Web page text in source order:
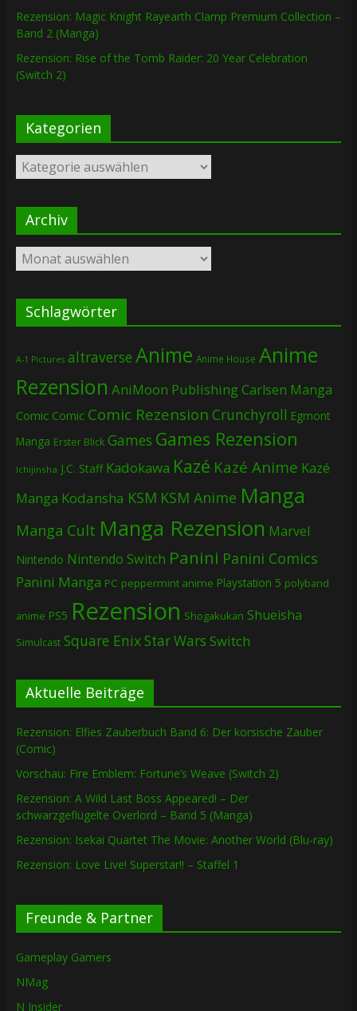
Rezension: Magic Knight Rayearth Clamp Premium Collection –
Band 2 (Manga)
Rezension: Rise of the Tomb Raider: 20 Year Celebration
(Switch 2)
Kategorien
Kategorien
Archiv
Archiv
Schlagwörter
A-1 Pictures altraverse Anime Anime House Anime
Rezension AniMoon PublishingCarlsen Manga
Comic Comic Comic Rezension Crunchyroll Egmont
Manga Erster Blick Games Games Rezension
Ichijinsha J.C. Staff Kadokawa Kazé Kazé Anime Kazé
Manga Kodansha KSM KSM Anime Manga
Manga Cult Manga Rezension Marvel
Nintendo Nintendo Switch Panini Panini Comics
Panini Manga PC peppermint anime Playstation 5 polyband
anime PS5 Rezension Shogakukan Shueisha
Simulcast Square EnixStar Wars Switch
Aktuelle Beiträge
Rezension: Elfies Zauberbuch Band 6: Der korsische Zauber
(Comic)
Vorschau: Fire Emblem: Fortune’s Weave (Switch 2)
Rezension: A Wild Last Boss Appeared! – Der
schwarzgeflügelte Overlord – Band 5 (Manga)
Rezension: Isekai Quartet The Movie: Another World (Blu-ray)
Rezension: Love Live! Superstar!! – Staffel 1
Freunde & Partner
Gameplay Gamers
NMag
N Insider